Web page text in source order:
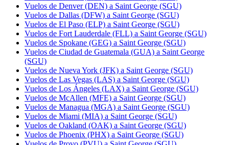
Vuelos de Denver (DEN) a Saint George (SGU)
Vuelos de Dallas (DFW) a Saint George (SGU)
Vuelos de El Paso (ELP) a Saint George (SGU)
Vuelos de Fort Lauderdale (FLL) a Saint George (SGU)
Vuelos de Spokane (GEG) a Saint George (SGU)
Vuelos de Ciudad de Guatemala (GUA) a Saint George
(SGU)
Vuelos de Nueva York (JFK) a Saint George (SGU)
Vuelos de Las Vegas (LAS) a Saint George (SGU)
Vuelos de Los Ángeles (LAX) a Saint George (SGU)
Vuelos de McAllen (MFE) a Saint George (SGU)
Vuelos de Managua (MGA) a Saint George (SGU)
Vuelos de Miami (MIA) a Saint George (SGU)
Vuelos de Oakland (OAK) a Saint George (SGU)
Vuelos de Phoenix (PHX) a Saint George (SGU)